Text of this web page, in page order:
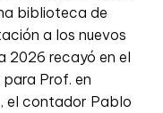
biblioteca de
a los nuevos
2026 recayó en el
Prof. en
el contador Pablo